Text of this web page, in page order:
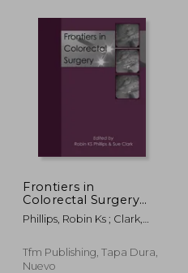
dcto. $
Frontiers in
Colorectal Surgery
(en Inglés)
Phillips, Robin Ks ; Clark,
Tfm Publishing, Tapa Dura,
Nuevo